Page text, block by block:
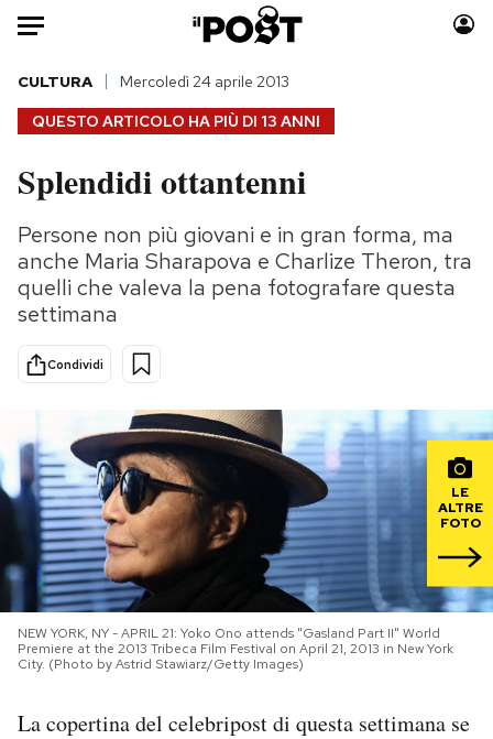
Auto
HOME
Italia
Politica
Tecnologia
Internet
Scienza
Cultura
Economia
Sport
Moda
Consumismi
Storie/Idee
Altrecose
Mondiali calcio 2026
PODCAST
NEWSLETTER
QUESTO ARTICOLO HA PIÙ DI 13 ANNI
CULTURA Mercoledì 24 aprile 2013
Splendidi ottantenni
Persone non più giovani e in gran forma, ma
anche Maria Sharapova e Charlize Theron, tra
quelli che valeva la pena fotografare questa
settimana
Condividi
LE
ALTRE
FOTO
NEW YORK, NY - APRIL 21: Yoko Ono attends "Gasland Part II" World
Premiere at the 2013 Tribeca Film Festival on April 21, 2013 in New York
City. (Photo by Astrid Stawiarz/Getty Images)
La copertina del celebripost di questa settimana se